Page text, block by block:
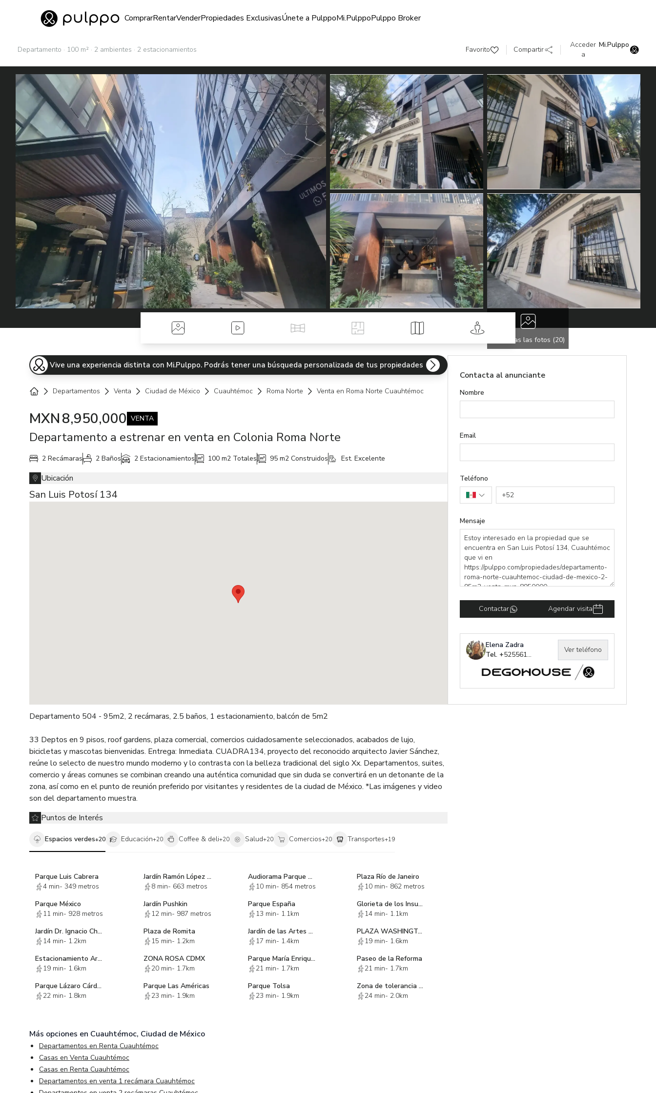
Ir al home
ComprarRentarVenderPropiedades ExclusivasÚnete a PulppoMi.PulppoPulppo Broker
Favorito Compartir
Acceder
a
Mi.Pulppo
Departamento · 100 m² · 2 ambientes · 2 estacionamientos
Ver todas las fotos (20)
Fotos Videos Tour Virtual Planos Mapa Street View
Vive una experiencia distinta con Mi.Pulppo. Podrás tener una búsqueda personalizada de tus propiedades
Departamentos Venta Ciudad de México Cuauhtémoc Roma Norte Venta en Roma Norte Cuauhtémoc
MXN8,950,000 VENTA
Departamento a estrenar en venta en Colonia Roma Norte
2 Recámaras 2 Baños 2 Estacionamientos 100 m2 Totales 95 m2 Construidos Est. Excelente
Ubicación
San Luis Potosí 134
Departamento 504 - 95m2, 2 recámaras, 2.5 baños, 1 estacionamiento, balcón de 5m2
33 Deptos en 9 pisos, roof gardens, plaza comercial, comercios cuidadosamente seleccionados, acabados de lujo,
bicicletas y mascotas bienvenidas. Entrega: Inmediata. CUADRA134, proyecto del reconocido arquitecto Javier Sánchez,
reúne lo selecto de nuestro mundo moderno y lo contrasta con la belleza tradicional del siglo Xx. Departamentos, suites,
comercio y áreas comunes se combinan creando una auténtica comunidad que sin duda se convertirá en un detonante de la
zona, así como en el punto de reunión preferido por visitantes y residentes de la ciudad de México. *Las imágenes y video
son del departamento muestra.
Puntos de Interés
Espacios verdes+20 Educación+20 Coffee & deli+20 Salud+20 Comercios+20 Transportes+19
Parque Luis Cabrera
4 min- 349 metros
Jardín Ramón López Velarde
8 min- 663 metros
Audiorama Parque México
10 min- 854 metros
Plaza Río de Janeiro
10 min- 862 metros
Parque México
11 min- 928 metros
Jardín Pushkin
12 min- 987 metros
Parque España
13 min- 1.1km
Glorieta de los Insurgentes.
14 min- 1.1km
Jardín Dr. Ignacio Chávez
14 min- 1.2km
Plaza de Romita
15 min- 1.2km
Jardín de las Artes Gráficas
17 min- 1.4km
PLAZA WASHINGTON
19 min- 1.6km
Estacionamiento Arena México
19 min- 1.6km
ZONA ROSA CDMX
20 min- 1.7km
Parque María Enriqueta Camarillo
21 min- 1.7km
Paseo de la Reforma
21 min- 1.7km
Parque Lázaro Cárdenas
22 min- 1.8km
Parque Las Américas
23 min- 1.9km
Parque Tolsa
23 min- 1.9km
Zona de tolerancia 4:20
24 min- 2.0km
Contacta al anunciante
Nombre
Email
Teléfono
+52
Mensaje
Contactar Agendar visita
Elena Zadra
Tel. +525561502962
Ver teléfono
Más opciones en Cuauhtémoc, Ciudad de México
Departamentos en Renta Cuauhtémoc
Casas en Venta Cuauhtémoc
Casas en Renta Cuauhtémoc
Departamentos en venta 1 recámara Cuauhtémoc